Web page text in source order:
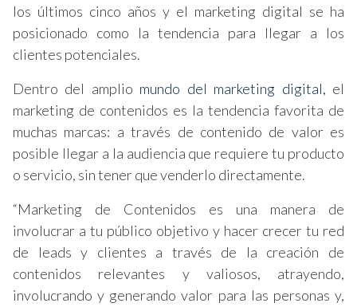
los últimos cinco años y el marketing digital se ha
posicionado como la tendencia para llegar a los
clientes potenciales.
Dentro del amplio mundo del marketing digital, el
marketing de contenidos es la tendencia favorita de
muchas marcas: a través de contenido de valor es
posible llegar a la audiencia que requiere tu producto
o servicio, sin tener que venderlo directamente.
“Marketing de Contenidos es una manera de
involucrar a tu público objetivo y hacer crecer tu red
de leads y clientes a través de la creación de
contenidos relevantes y valiosos, atrayendo,
involucrando y generando valor para las personas y,